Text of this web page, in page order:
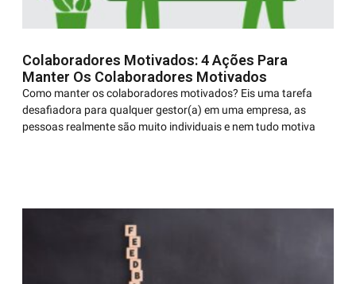
Colaboradores Motivados: 4 Ações Para
Manter Os Colaboradores Motivados
Como manter os colaboradores motivados? Eis uma tarefa
desafiadora para qualquer gestor(a) em uma empresa, as
pessoas realmente são muito individuais e nem tudo motiva